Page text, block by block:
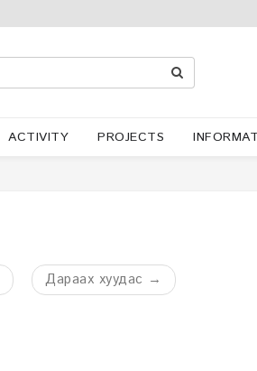
ACTIVITY PROJECTS
Дараах хуудас →